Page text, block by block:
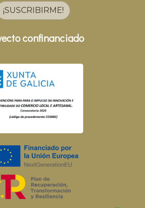
¡SUSCRIBIRME!
confinanciado